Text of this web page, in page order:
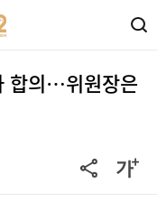
합의…위원장은